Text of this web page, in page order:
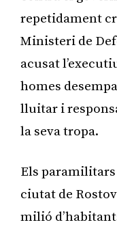
repetidament
Ministeri de
acusat
homes
lluitar i
la seva tropa.
Els
ciutat de
milió